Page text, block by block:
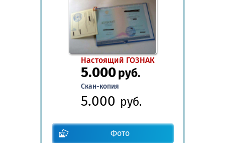
Настоящий ГОЗНАК
5.000руб.
Скан-копия
5.000 руб.
Фото